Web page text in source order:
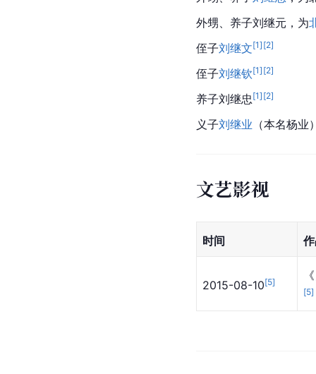
外甥、养子刘继元，为
侄子刘继文[1] [2]
侄子刘继钦[1] [2]
养子刘继忠[1] [2]
义子刘继业 （本名杨业
文艺影视
时间
2015-08-10[5] 《
[5]